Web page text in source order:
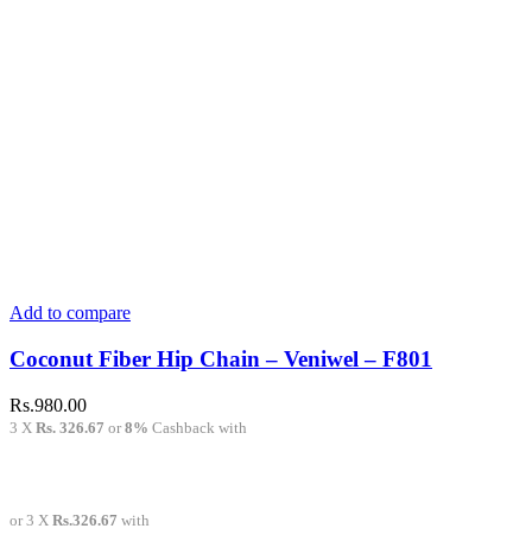
Add to compare
Coconut Fiber Hip Chain – Veniwel – F801
Rs.980.00
3 X Rs. 326.67 or8% Cashback with
or 3 X Rs.326.67 with